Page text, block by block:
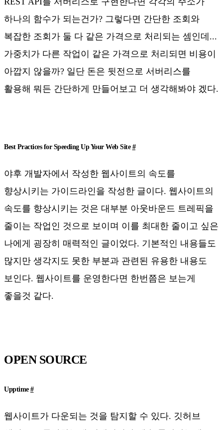
하나의 함수가 되는건가? 그렇다면 간단한 조회와
복잡한 조회가 둘 다 같은 가격으로 처리되는 셈인데...
가중치가 다른 작업이 같은 가격으로 처리되면 비용이
아깝지 않을까? 일단 돈은 뒷전으로 서버리스를
활용해 뭐든 간단하게 만들어보고 더 생각해봐야 겠다.
Best Practices for Speeding Up Your Web Site #
야후 개발자에서 작성한 웹사이트의 속도를
향상시키는 가이드라인을 작성한 글이다. 웹사이트의
속도를 향상시키는 것은 대부분 아웃바운드 트레픽을
줄이는 작업인 것으로 보이며 이를 최대한 줄이고 싶은
나에게 굉장히 매력적인 글이었다. 기본적인 내용들도
많지만 생각지도 못한 부분과 관련된 유용한 내용도
보인다. 웹사이트를 운영한다면 한번쯤은 보는게
좋을것 같다.
OPEN SOURCE
Upptime #
웹사이트가 다운되는 것을 탐지할 수 있다. 깃허브